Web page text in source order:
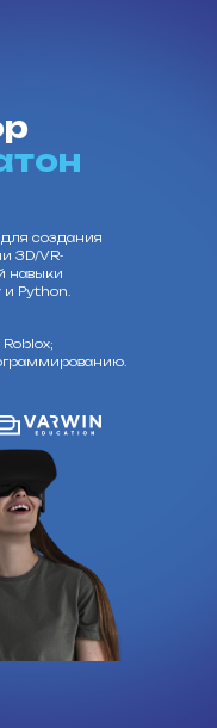
создания
3D/VR-
навыки
Python.